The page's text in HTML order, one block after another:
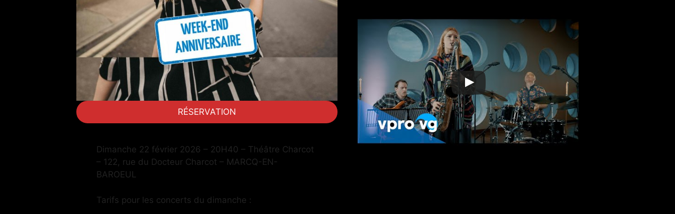
RÉSERVATION
Dimanche 22 février 2026 – 20H40 – Théâtre Charcot
– 122, rue du Docteur Charcot – MARCQ-EN-
BAROEUL
Tarifs pour les concerts du dimanche :